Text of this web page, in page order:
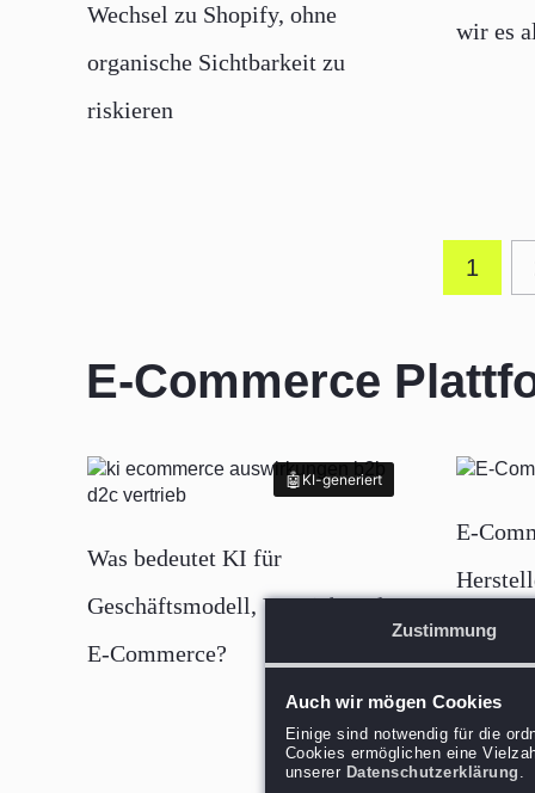
Zustimmung
Auch wir mögen Cookies
Einige sind notwendig für die
Cookies ermöglichen eine
unserer Datenschutzerklärung .
Wechsel zu Shopify, ohne
organische Sichtbarkeit zu
riskieren
wir es
1
E-Commerce
KI-generiert
KI-generiert
Was bedeutet KI für
Geschäftsmodell, Vertrieb und
E-Commerce?
E-